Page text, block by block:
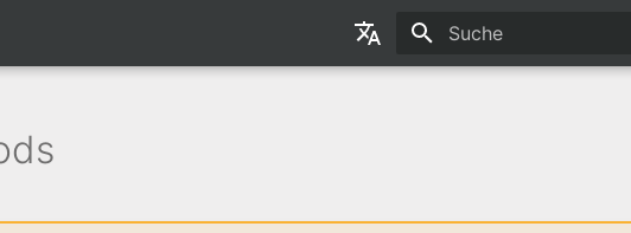
Suche wird initialisiert